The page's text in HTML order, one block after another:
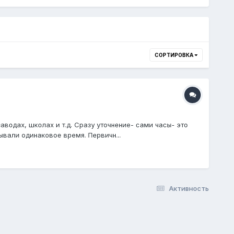
СОРТИРОВКА
школах и т.д. Сразу уточнение- сами часы- это
одинаковое время. Первичн...
Активность